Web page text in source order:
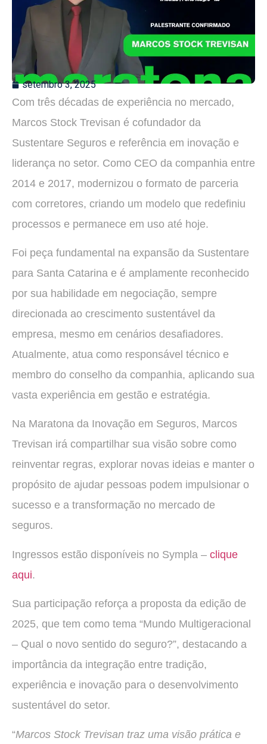
setembro 3, 2025
Com três décadas de experiência no mercado,
Marcos Stock Trevisan é cofundador da
Sustentare Seguros e referência em inovação e
liderança no setor. Como CEO da companhia entre
2014 e 2017, modernizou o formato de parceria
com corretores, criando um modelo que redefiniu
processos e permanece em uso até hoje.
Foi peça fundamental na expansão da Sustentare
para Santa Catarina e é amplamente reconhecido
por sua habilidade em negociação, sempre
direcionada ao crescimento sustentável da
empresa, mesmo em cenários desafiadores.
Atualmente, atua como responsável técnico e
membro do conselho da companhia, aplicando sua
vasta experiência em gestão e estratégia.
Na Maratona da Inovação em Seguros, Marcos
Trevisan irá compartilhar sua visão sobre como
reinventar regras, explorar novas ideias e manter o
propósito de ajudar pessoas podem impulsionar o
sucesso e a transformação no mercado de
seguros.
Ingressos estão disponíveis no Sympla – clique
aqui.
Sua participação reforça a proposta da edição de
2025, que tem como tema “Mundo Multigeracional
– Qual o novo sentido do seguro?”, destacando a
importância da integração entre tradição,
experiência e inovação para o desenvolvimento
sustentável do setor.
“Marcos Stock Trevisan traz uma visão prática e